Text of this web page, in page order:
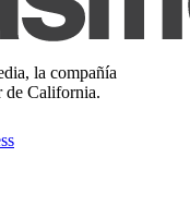
la compañía
de California.